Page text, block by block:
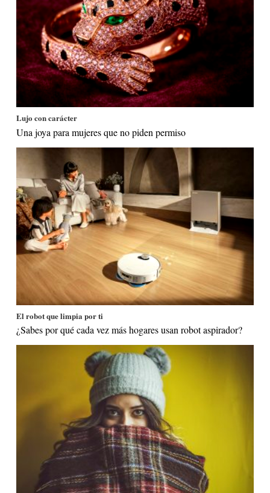
Lujo con carácter
Una joya para mujeres que no piden permiso
El robot que limpia por ti
¿Sabes por qué cada vez más hogares usan robot aspirador?